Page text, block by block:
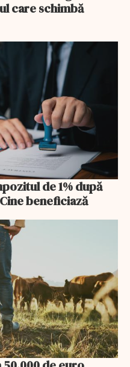
care schimbă
de 1% după
beneficiază